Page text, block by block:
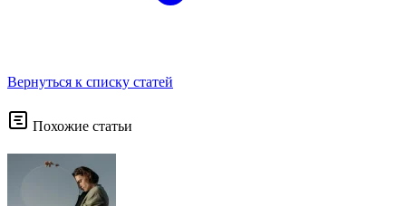
Вернуться к списку статей
Похожие статьи